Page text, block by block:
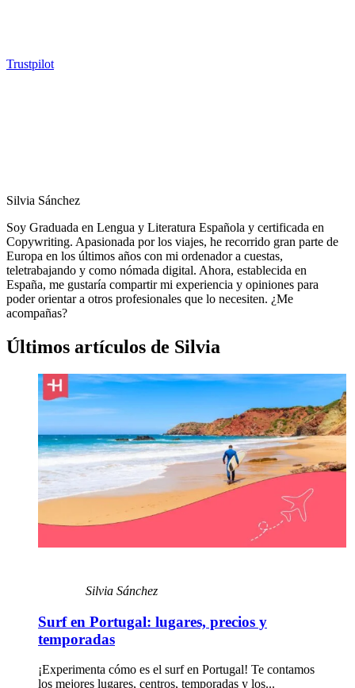
Trustpilot
Silvia Sánchez
Soy Graduada en Lengua y Literatura Española y certificada en
Copywriting. Apasionada por los viajes, he recorrido gran parte de
Europa en los últimos años con mi ordenador a cuestas,
teletrabajando y como nómada digital. Ahora, establecida en
España, me gustaría compartir mi experiencia y opiniones para
poder orientar a otros profesionales que lo necesiten. ¿Me
acompañas?
Últimos artículos de Silvia
Silvia Sánchez
Surf en Portugal: lugares, precios y
temporadas
¡Experimenta cómo es el surf en Portugal! Te contamos
los mejores lugares, centros, temporadas y los...